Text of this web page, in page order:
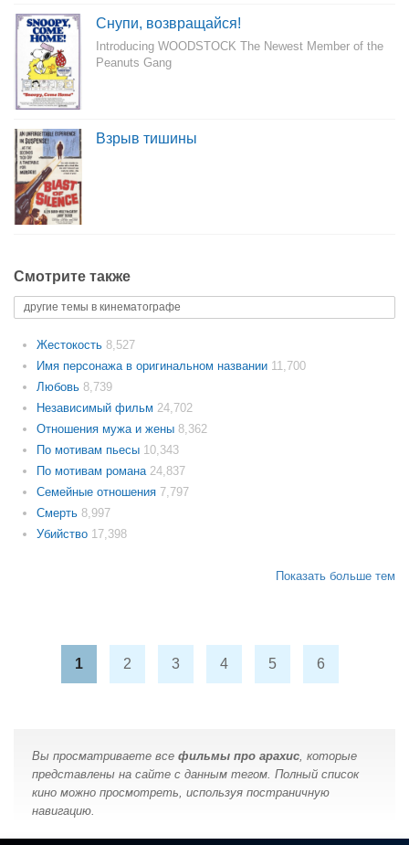
Снупи, возвращайся!
Introducing WOODSTOCK The Newest Member of the
Peanuts Gang
Взрыв тишины
Смотрите также
другие темы в кинематографе
Жестокость 8,527
Имя персонажа в оригинальном названии 11,700
Любовь 8,739
Независимый фильм 24,702
Отношения мужа и жены 8,362
По мотивам пьесы 10,343
По мотивам романа 24,837
Семейные отношения 7,797
Смерть 8,997
Убийство 17,398
Показать больше тем
1 2 3 4 5 6
Вы просматриваете все фильмы про арахис, которые
представлены на сайте с данным тегом. Полный список
кино можно просмотреть, используя постраничную
навигацию.